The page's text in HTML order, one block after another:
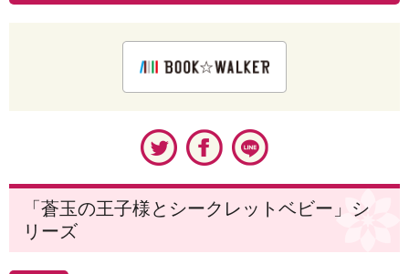
「蒼玉の王子様とシークレットベビー」シ
リーズ